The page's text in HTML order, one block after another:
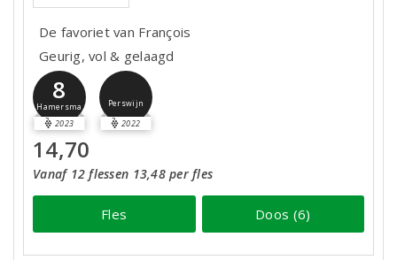
De favoriet van François
Geurig, vol & gelaagd
8
Hamersma
2023
Perswijn
2022
14,70
Vanaf 12 flessen 13,48 per fles
Fles Doos (6)